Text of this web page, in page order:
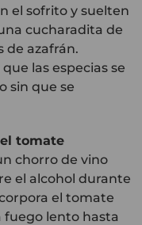
el sofrito y suelten
cucharadita de
de azafrán.
las especias se
sin que se
tomate
chorro de vino
el alcohol durante
el tomate
fuego lento hasta